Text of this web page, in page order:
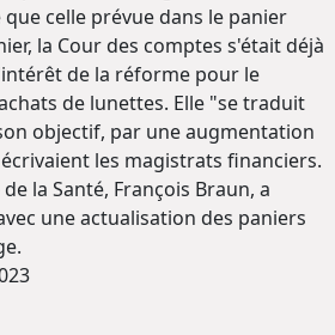
celle prévue dans le panier
la Cour des comptes s'était déjà
de la réforme pour le
de lunettes. Elle "se traduit
objectif, par une augmentation
les magistrats financiers.
la Santé, François Braun, a
une actualisation des paniers